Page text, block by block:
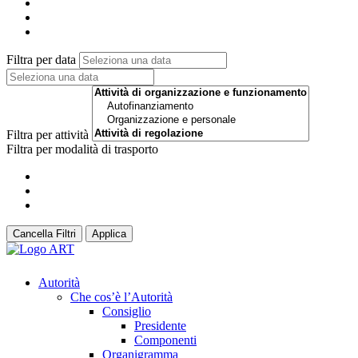
Filtra per data
Filtra per attività
Filtra per modalità di trasporto
Cancella Filtri Applica
Autorità
Che cos’è l’Autorità
Consiglio
Presidente
Componenti
Organigramma